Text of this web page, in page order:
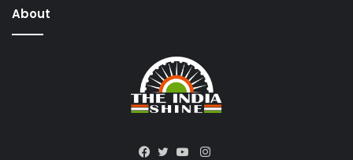
About
Instagram